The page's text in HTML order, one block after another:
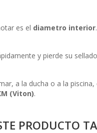
es el diametro interior
y pierde su
a la ducha o a la piscina,
(Viton).
PRODUCTO